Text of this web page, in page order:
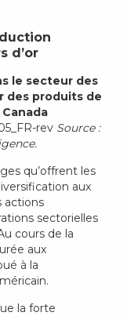
d’or
le secteur des
des produits de
Source :
qu’offrent les
aux
actions
sectorielles
cours de la
aux
à la
la forte